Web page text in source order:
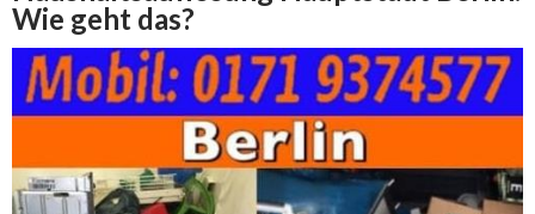
Wie geht das?